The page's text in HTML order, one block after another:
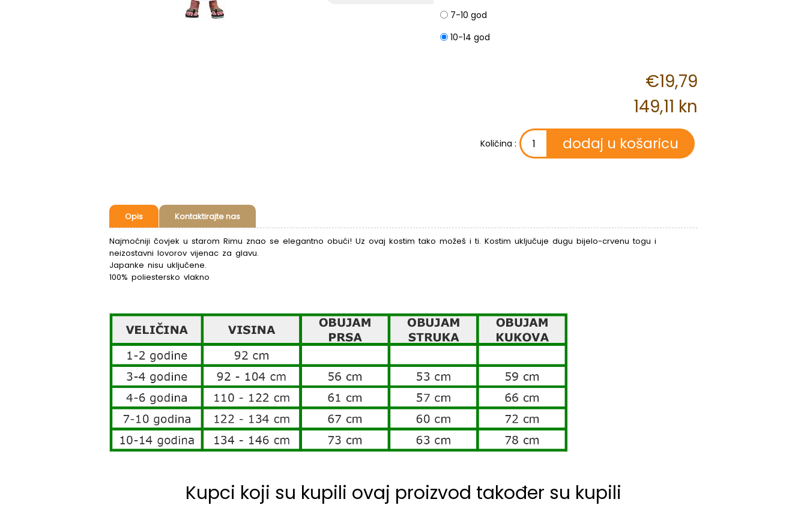
7-10 god
10-14 god
€19,79
149,11 kn
Količina :
Opis Kontaktirajte nas
Najmoćniji čovjek u starom Rimu znao se elegantno obući! Uz ovaj kostim tako možeš i ti. Kostim uključuje dugu bijelo-crvenu togu i
neizostavni lovorov vijenac za glavu.
Japanke nisu uključene.
100% poliestersko vlakno
Kupci koji su kupili ovaj proizvod također su kupili